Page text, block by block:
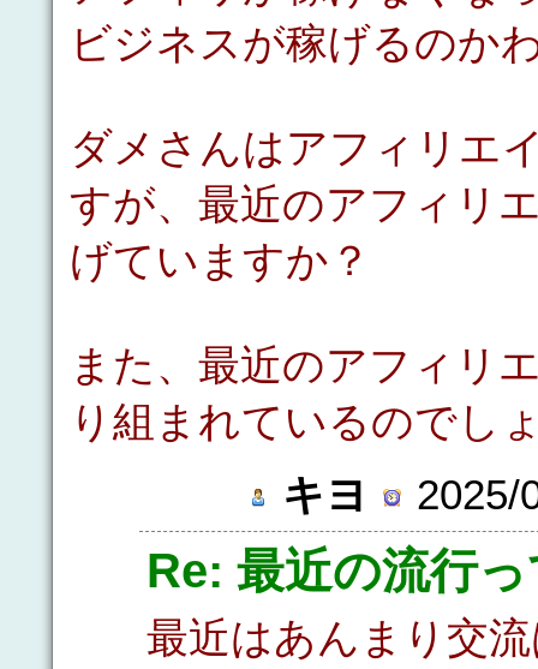
ビジネスが稼げるのか
ダメさんはアフィリエ
すが、最近のアフィリ
げていますか？
また、最近のアフィリ
り組まれているのでし
キヨ
2025/
Re: 最近の流行
最近はあんまり交